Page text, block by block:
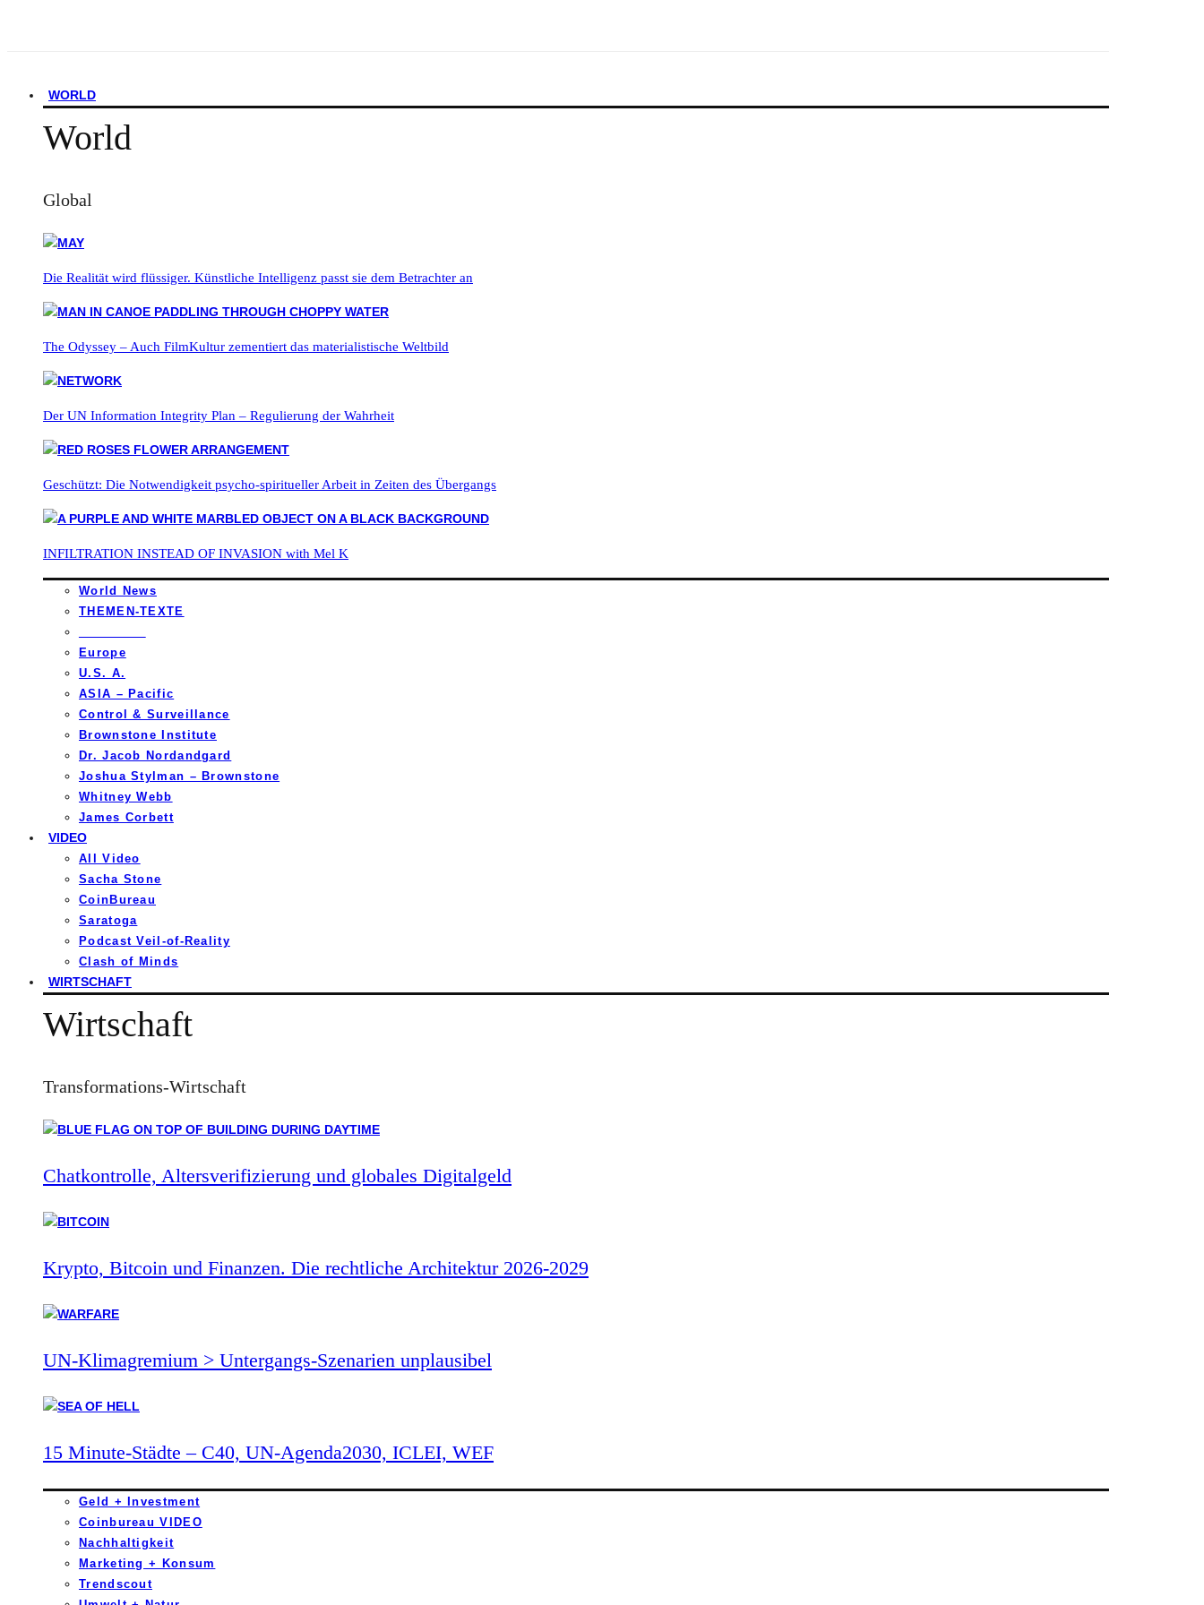
WORLD
World
Global
Die Realität wird flüssiger. Künstliche Intelligenz passt sie dem Betrachter an
The Odyssey – Auch FilmKultur zementiert das materialistische Weltbild
Der UN Information Integrity Plan – Regulierung der Wahrheit
Geschützt: Die Notwendigkeit psycho-spiritueller Arbeit in Zeiten des Übergangs
INFILTRATION INSTEAD OF INVASION with Mel K
World News
THEMEN-TEXTE
Europe
U.S. A.
ASIA – Pacific
Control & Surveillance
Brownstone Institute
Dr. Jacob Nordandgard
Joshua Stylman – Brownstone
Whitney Webb
James Corbett
VIDEO
All Video
Sacha Stone
CoinBureau
Saratoga
Podcast Veil-of-Reality
Clash of Minds
WIRTSCHAFT
Wirtschaft
Transformations-Wirtschaft
Chatkontrolle, Altersverifizierung und globales Digitalgeld
Krypto, Bitcoin und Finanzen. Die rechtliche Architektur 2026-2029
UN-Klimagremium > Untergangs-Szenarien unplausibel
15 Minute-Städte – C40, UN-Agenda2030, ICLEI, WEF
Geld + Investment
Coinbureau VIDEO
Nachhaltigkeit
Marketing + Konsum
Trendscout